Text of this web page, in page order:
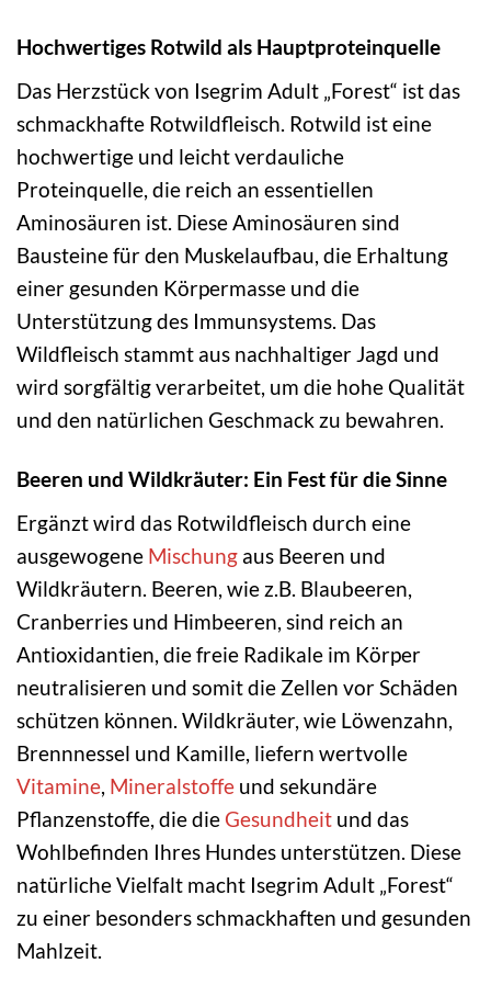
Hochwertiges Rotwild als Hauptproteinquelle
Das Herzstück von Isegrim Adult „Forest“ ist das
schmackhafte Rotwildfleisch. Rotwild ist eine
hochwertige und leicht verdauliche
Proteinquelle, die reich an essentiellen
Aminosäuren ist. Diese Aminosäuren sind
Bausteine für den Muskelaufbau, die Erhaltung
einer gesunden Körpermasse und die
Unterstützung des Immunsystems. Das
Wildfleisch stammt aus nachhaltiger Jagd und
wird sorgfältig verarbeitet, um die hohe Qualität
und den natürlichen Geschmack zu bewahren.
Beeren und Wildkräuter: Ein Fest für die Sinne
Ergänzt wird das Rotwildfleisch durch eine
ausgewogene Mischung aus Beeren und
Wildkräutern. Beeren, wie z.B. Blaubeeren,
Cranberries und Himbeeren, sind reich an
Antioxidantien, die freie Radikale im Körper
neutralisieren und somit die Zellen vor Schäden
schützen können. Wildkräuter, wie Löwenzahn,
Brennnessel und Kamille, liefern wertvolle
Vitamine, Mineralstoffe und sekundäre
Pflanzenstoffe, die die Gesundheit und das
Wohlbefinden Ihres Hundes unterstützen. Diese
natürliche Vielfalt macht Isegrim Adult „Forest“
zu einer besonders schmackhaften und gesunden
Mahlzeit.